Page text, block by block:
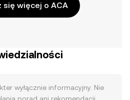
się więcej o ACA
wyłącznie informacyjny. Nie